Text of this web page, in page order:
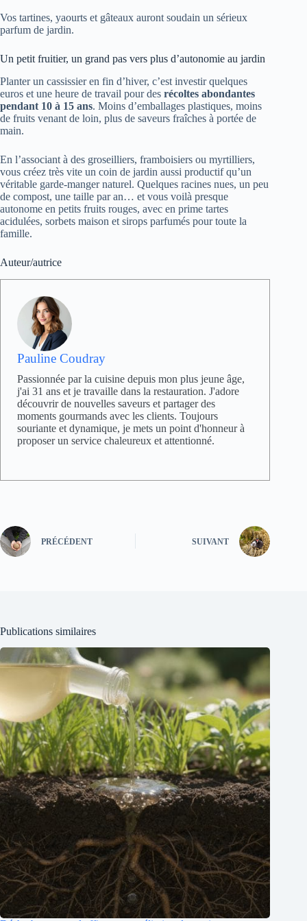
Vos tartines, yaourts et gâteaux auront soudain un sérieux
parfum de jardin.
Un petit fruitier, un grand pas vers plus d’autonomie au jardin
Planter un cassissier en fin d’hiver, c’est investir quelques
euros et une heure de travail pour des récoltes abondantes
pendant 10 à 15 ans. Moins d’emballages plastiques, moins
de fruits venant de loin, plus de saveurs fraîches à portée de
main.
En l’associant à des groseilliers, framboisiers ou myrtilliers,
vous créez très vite un coin de jardin aussi productif qu’un
véritable garde-manger naturel. Quelques racines nues, un peu
de compost, une taille par an… et vous voilà presque
autonome en petits fruits rouges, avec en prime tartes
acidulées, sorbets maison et sirops parfumés pour toute la
famille.
Auteur/autrice
Pauline Coudray
Passionnée par la cuisine depuis mon plus jeune âge,
j'ai 31 ans et je travaille dans la restauration. J'adore
découvrir de nouvelles saveurs et partager des
moments gourmands avec les clients. Toujours
souriante et dynamique, je mets un point d'honneur à
proposer un service chaleureux et attentionné.
PRÉCÉDENT SUIVANT
Publications similaires